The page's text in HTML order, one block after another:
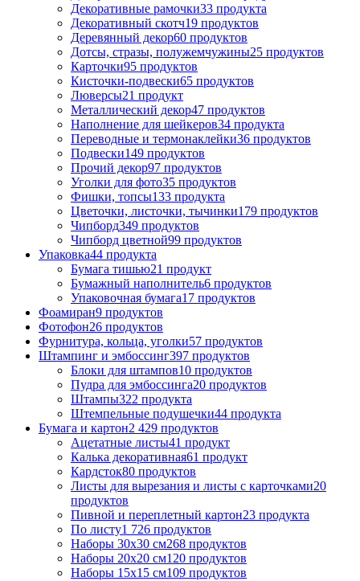
Декоративные рамочки33 продукта
Декоративный скотч19 продуктов
Деревянный декор60 продуктов
Дотсы, стразы, полужемчужины25 продуктов
Карточки95 продуктов
Кисточки-подвески65 продуктов
Люверсы21 продукт
Металлический декор47 продуктов
Наполнение для шейкеров34 продукта
Переводные и термонаклейки36 продуктов
Подвески149 продуктов
Прочий декор97 продуктов
Уголки для фото35 продуктов
Фишки, топсы133 продукта
Цветочки, листочки, тычинки179 продуктов
Чипборд349 продуктов
Чипборд цветной99 продуктов
Упаковка44 продукта
Бумага тишью21 продукт
Бумажный наполнитель6 продуктов
Упаковочная бумага17 продуктов
Фоамиран9 продуктов
Фотофон26 продуктов
Фурнитура, кольца, уголки57 продуктов
Штампинг и эмбоссинг397 продуктов
Блоки для штампов10 продуктов
Пудра для эмбоссинга20 продуктов
Штампы322 продукта
Штемпельные подушечки44 продукта
Бумага и картон2 429 продуктов
Ацетатные листы41 продукт
Калька декоративная61 продукт
Кардсток80 продуктов
Листы для вырезания и листы с карточками20
продуктов
Пивной и переплетный картон23 продукта
По листу1 726 продуктов
Наборы 30х30 см268 продуктов
Наборы 20х20 см120 продуктов
Наборы 15х15 см109 продуктов